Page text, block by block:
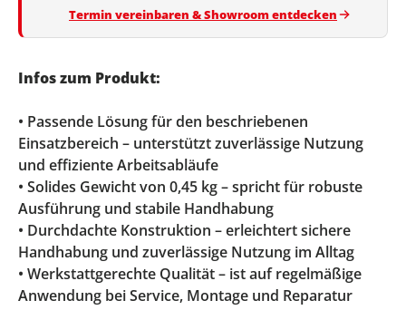
Termin vereinbaren & Showroom entdecken
Infos zum Produkt:
• Passende Lösung für den beschriebenen
Einsatzbereich – unterstützt zuverlässige Nutzung
und effiziente Arbeitsabläufe
• Solides Gewicht von 0,45 kg – spricht für robuste
Ausführung und stabile Handhabung
• Durchdachte Konstruktion – erleichtert sichere
Handhabung und zuverlässige Nutzung im Alltag
• Werkstattgerechte Qualität – ist auf regelmäßige
Anwendung bei Service, Montage und Reparatur